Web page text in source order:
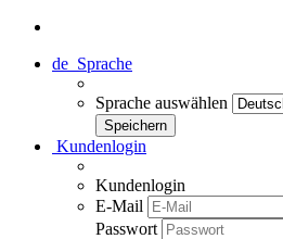
de Sprache
Sprache auswählen
Kundenlogin
Kundenlogin
E-Mail
Passwort